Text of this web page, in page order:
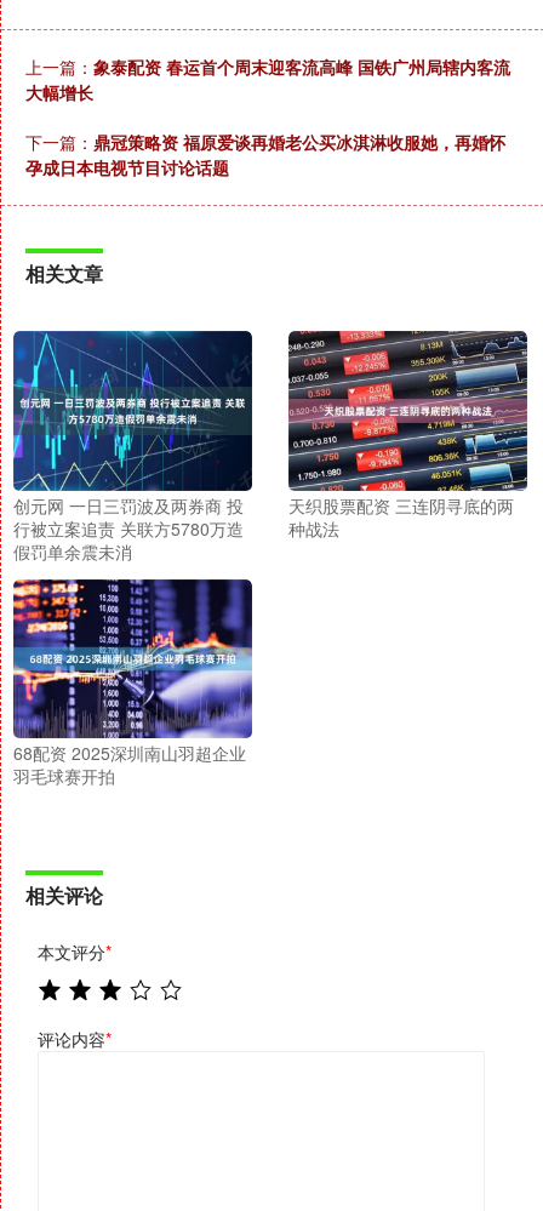
上一篇： 象泰配资 春运首个周末迎客流高峰 国铁广州局辖内客流
大幅增长
下一篇： 鼎冠策略资 福原爱谈再婚老公买冰淇淋收服她，再婚怀
孕成日本电视节目讨论话题
相关文章
创元网 一日三罚波及两券商 投
行被立案追责 关联方5780万造
假罚单余震未消
天织股票配资 三连阴寻底的两
种战法
68配资 2025深圳南山羽超企业
羽毛球赛开拍
相关评论
本文评分*
评论内容*